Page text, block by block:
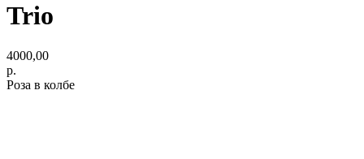
Trio
4000,00
р.
Роза в колбе